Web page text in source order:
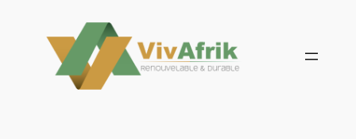
contenu